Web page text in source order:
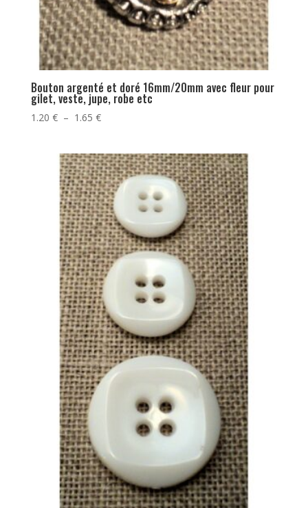
Bouton argenté et doré 16mm/20mm avec fleur pour
gilet, veste, jupe, robe etc
1.20 € – 1.65 €Plage
1.20 €
à
1.65 €